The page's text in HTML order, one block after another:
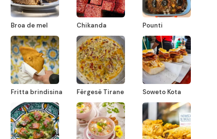
Broa de mel Chikanda Pounti
Fritta brindisina Fërgesë Tirane Soweto Kota